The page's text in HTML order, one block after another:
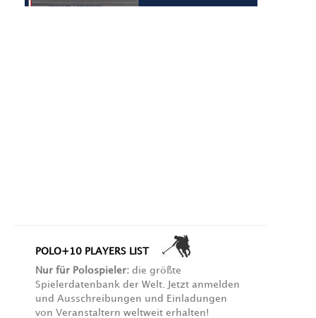
POLO+10 PLAYERS LIST
Nur für Polospieler: die größte
Spielerdatenbank der Welt. Jetzt anmelden
und Ausschreibungen und Einladungen
von Veranstaltern weltweit erhalten!